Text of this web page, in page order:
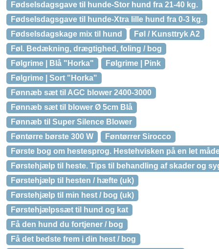
Fødselsdagsgave til hunde-Stor hund fra 21-40 kg.
Fødselsdagsgave til hunde-Xtra lille hund fra 0-3 kg.
Fødselsdagskage mix til hund
Føl / Kunsttryk A2
Føl. Bedækning, drægtighed, foling / bog
Følgrime | Blå "Horka"
Følgrime | Pink
Følgrime | Sort "Horka"
Fønnæb sæt til AGC blower 2400-3000
Fønnæb sæt til blower Ø 5cm Blå
Fønnæb til Super Silence Blower
Føntørre børste 300 W
Føntørrer Sirocco
Første bog om hestesprog. Hestehvisken på en let
Førstehjælp til heste. Tips til behandling af skader og
Førstehjælp til hesten / hæfte (uk)
Førstehjælp til min hest / bog (uk)
Førstehjælpssæt til hund og kat
Få den hund du fortjener / bog
Få det bedste frem i din hest / bog